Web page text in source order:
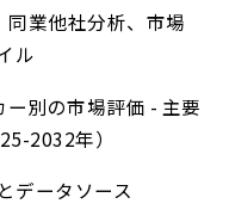
業他社分析、市場
ル
別の市場評価 - 主要
2032年）
データソース